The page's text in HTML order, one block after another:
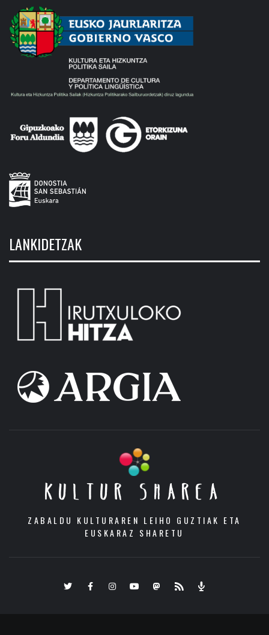
LANKIDETZAK
KULTUR SHAREA
ZABALDU KULTURAREN LEIHO GUZTIAK ETA
EUSKARAZ SHARETU
TwitterFacebookInstagramYoutubeMastodon.eus
RSS Podcast